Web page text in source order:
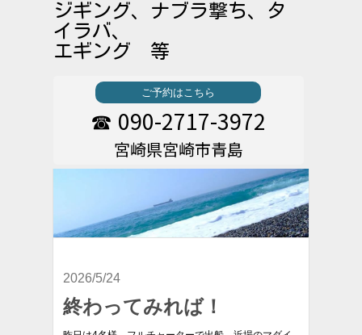
ジギング、ナブラ撃ち、タ
イラバ、
エギング 等
ご予約はこちら
☎ 090-2717-3972
宮崎県宮崎市青島
2026/5/24
終わってみれば！